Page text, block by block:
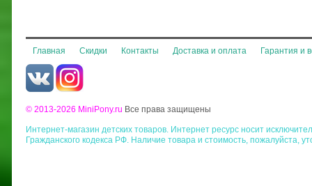
Главная Скидки Контакты Доставка и оплата Гарантия и
© 2013-2026 MiniPony.ru Все права защищены
Интернет-магазин детских товаров. Интернет ресурс носит
Гражданского кодекса РФ. Наличие товара и стоимость, пожалуйста,